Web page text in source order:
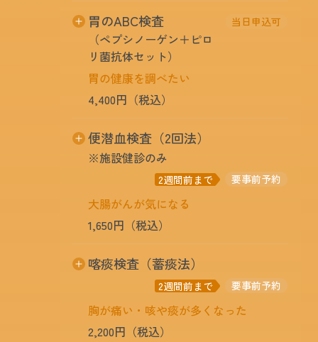
CEA+シフラ大腸癌・肺癌
4,730円（税込）
CEA+AFP+CA19-9
大腸癌・肺癌・肝臓・膵臓癌
6,050円（税込）
CEA+AFP+CA19-9+シフラ
大腸癌・肺癌・肝臓・膵臓癌
8,800円（税込）
※妊娠中の方は、AFP・CA125、月経中の方はCA125
の値が上昇する可能性があります。
胃がんや潰瘍と深く関わると言われるピロリ
菌に対する抗体の有無を調べます。
※但し、過去に除菌治療をされた方は、現在体
ため、お勧めできません。
胃のABC検査
（ペプシノーゲン＋ピロ
リ菌抗体セット）
胃の健康を調べたい
当日申込可
4,400円（税込）
ピロリ菌抗体検査とペプノーゲン検査を組み
合わせ胃がん危険度を診断し、異常のある人
に効率的に精密検査（胃内視鏡）を勧奨する
便潜血検査（2回法）
※施設健診のみ
大腸がんが気になる
2週間前まで 要事前予約
1,650円（税込）
大腸に出血があると、便に血液が混じりま
す。便潜血反応は肉眼で判断できないような
出血を検出するための検査です。検出率をあ
げるために２回（別の便）採取してくださ
い。採取した容器は冷暗所で保管してくださ
い。（受診日前１週間以内）
喀痰検査（蓄痰法）
胸が痛い・咳や痰が多くなった
2週間前まで 要事前予約
2,200円（税込）